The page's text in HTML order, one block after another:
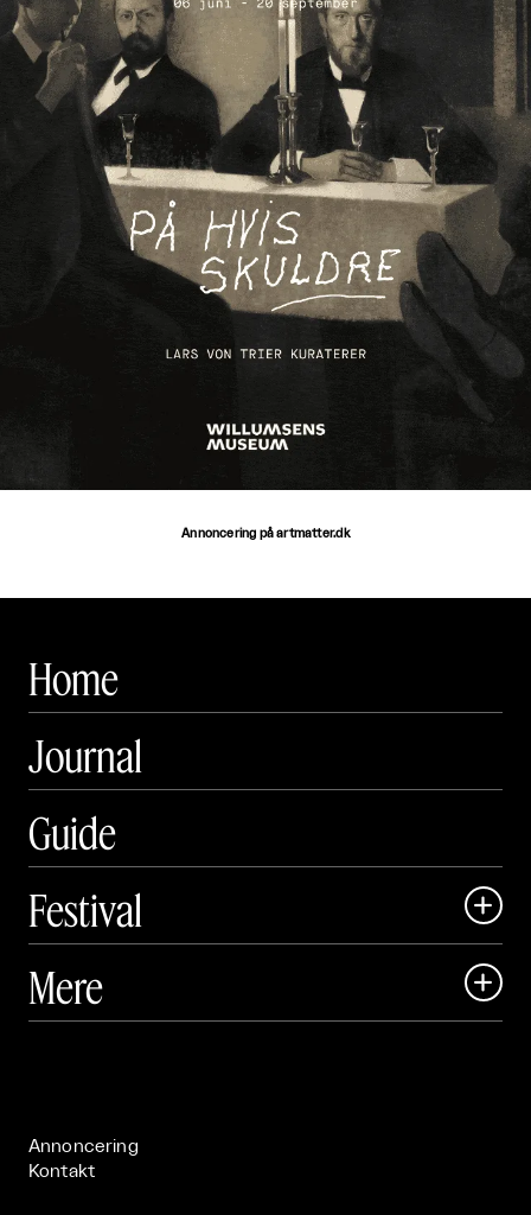
Annoncering på artmatter.dk
Home
Journal
Guide
Festival

 Art Matter Festival
Mere 
Annoncering
Kontakt